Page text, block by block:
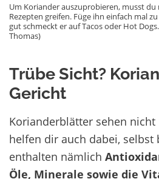
Um Koriander auszuprobieren, musst
Rezepten greifen. Füge ihn einfach mal
gut schmeckt er auf Tacos oder Hot
Thomas)
Trübe Sicht?
Gericht
Korianderblätter sehen
helfen dir auch dabei, selbst
enthalten nämlich
Öle, Minerale sowie die